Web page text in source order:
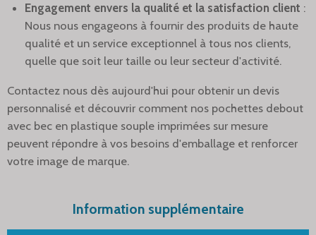
Engagement envers la qualité et la satisfaction client :
Nous nous engageons à fournir des produits de haute
qualité et un service exceptionnel à tous nos clients,
quelle que soit leur taille ou leur secteur d'activité.
Contactez nous dès aujourd'hui pour obtenir un devis
personnalisé et découvrir comment nos pochettes debout
avec bec en plastique souple imprimées sur mesure
peuvent répondre à vos besoins d'emballage et renforcer
votre image de marque.
Information supplémentaire